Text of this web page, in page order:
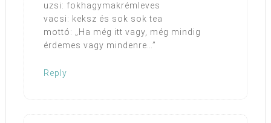
uzsi: fokhagymakrémleves
vacsi: keksz és sok sok tea
mottó: „Ha még itt vagy, még mindig
érdemes vagy mindenre…”
Reply